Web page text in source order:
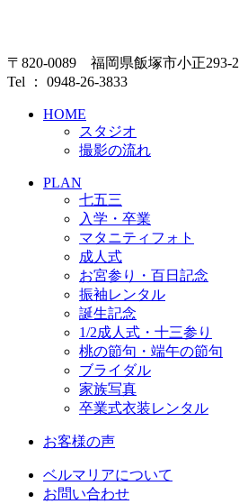
〒820-0089 福岡県飯塚市小正293-2
Tel ： 0948-26-3833
HOME
スタジオ
撮影の流れ
PLAN
七五三
入学・卒業
マタニティフォト
成人式
お宮参り・百日記念
振袖レンタル
誕生記念
1/2成人式・十三参り
桃の節句・端午の節句
ブライダル
家族写真
卒業式衣装レンタル
お客様の声
ベルマリアについて
お問い合わせ